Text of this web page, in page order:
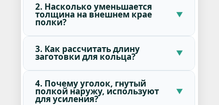
2. Насколько уменьшается
толщина на внешнем крае
полки?
3. Как рассчитать длину
заготовки для кольца?
4. Почему уголок, гнутый
полкой наружу, используют
для усиления?